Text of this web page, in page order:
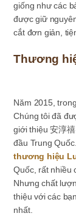
giống như các
được giữ
cắt đơn giản,
Thương
Năm 2015,
Chúng tôi đã
giới thiệu 安淳
đầu Trung
thương hiệu
Quốc, rất nhiều
Nhưng chất
thiệu với các
nhất.